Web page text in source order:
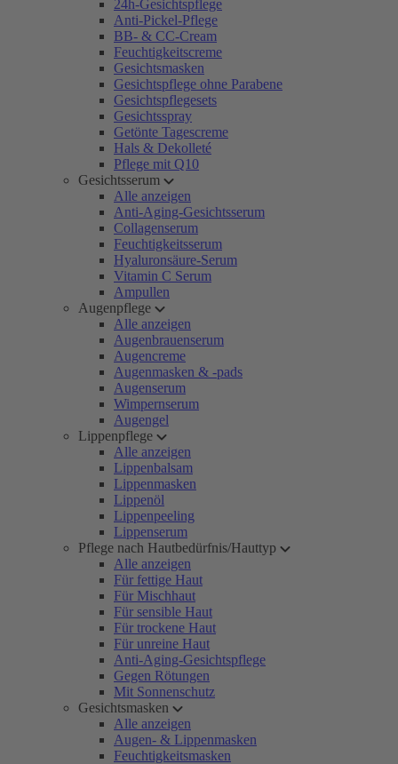
24h-Gesichtspflege
Anti-Pickel-Pflege
BB- & CC-Cream
Feuchtigkeitscreme
Gesichtsmasken
Gesichtspflege ohne Parabene
Gesichtspflegesets
Gesichtsspray
Getönte Tagescreme
Hals & Dekolleté
Pflege mit Q10
Gesichtsserum
Alle anzeigen
Anti-Aging-Gesichtsserum
Collagenserum
Feuchtigkeitsserum
Hyaluronsäure-Serum
Vitamin C Serum
Ampullen
Augenpflege
Alle anzeigen
Augenbrauenserum
Augencreme
Augenmasken & -pads
Augenserum
Wimpernserum
Augengel
Lippenpflege
Alle anzeigen
Lippenbalsam
Lippenmasken
Lippenöl
Lippenpeeling
Lippenserum
Pflege nach Hautbedürfnis/Hauttyp
Alle anzeigen
Für fettige Haut
Für Mischhaut
Für sensible Haut
Für trockene Haut
Für unreine Haut
Anti-Aging-Gesichtspflege
Gegen Rötungen
Mit Sonnenschutz
Gesichtsmasken
Alle anzeigen
Augen- & Lippenmasken
Feuchtigkeitsmasken